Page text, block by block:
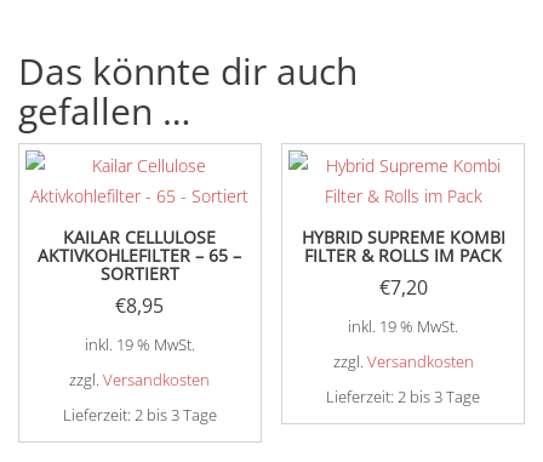
Das könnte dir auch
gefallen …
KAILAR CELLULOSE
AKTIVKOHLEFILTER – 65 –
SORTIERT
€8,95
inkl. 19 % MwSt.
zzgl.Versandkosten
Lieferzeit: 2 bis 3 Tage
HYBRID SUPREME KOMBI
FILTER & ROLLS IM PACK
€7,20
inkl. 19 % MwSt.
zzgl. Versandkosten
Lieferzeit:2 bis 3 Tage